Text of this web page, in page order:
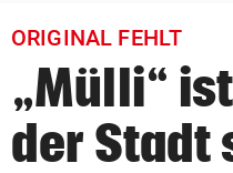
bookmark
search
Suchbegriff
eingeben
ORIGINAL FEHLT
„Mülli“
der Stadt